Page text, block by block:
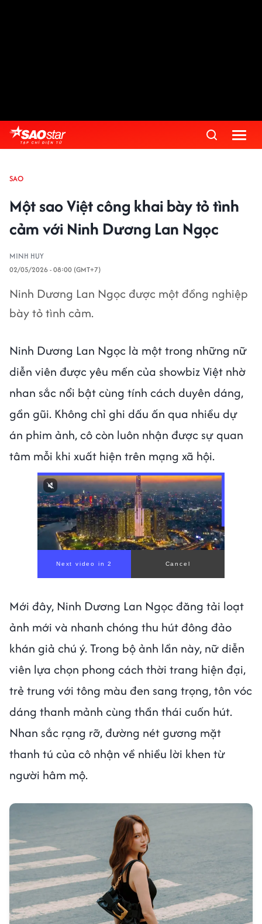
SAO
Một sao Việt công khai bày tỏ tình
cảm với Ninh Dương Lan Ngọc
MINH HUY
02/05/2026 - 08:00 (GMT+7)
Ninh Dương Lan Ngọc được một đồng nghiệp
bày tỏ tình cảm.
Ninh Dương Lan Ngọc là một trong những nữ
diễn viên được yêu mến của showbiz Việt nhờ
nhan sắc nổi bật cùng tính cách duyên dáng,
gần gũi. Không chỉ ghi dấu ấn qua nhiều dự
án phim ảnh, cô còn luôn nhận được sự quan
tâm mỗi khi xuất hiện trên mạng xã hội.
Mới đây, Ninh Dương Lan Ngọc đăng tải loạt
ảnh mới và nhanh chóng thu hút đông đảo
khán giả chú ý. Trong bộ ảnh lần này, nữ diễn
viên lựa chọn phong cách thời trang hiện đại,
trẻ trung với tông màu đen sang trọng, tôn vóc
dáng thanh mảnh cùng thần thái cuốn hút.
Nhan sắc rạng rỡ, đường nét gương mặt
thanh tú của cô nhận về nhiều lời khen từ
người hâm mộ.